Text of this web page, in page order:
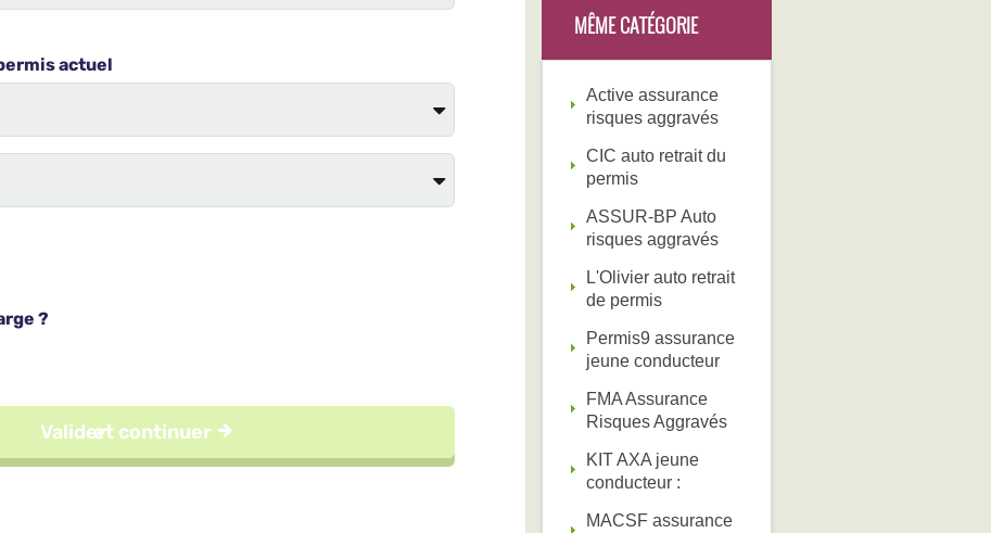
MÊME CATÉGORIE
Active assurance
risques aggravés
CIC auto retrait du
permis
ASSUR-BP Auto
risques aggravés
L'Olivier auto retrait
de permis
Permis9 assurance
jeune conducteur
FMA Assurance
Risques Aggravés
KIT AXA jeune
conducteur :
MACSF assurance